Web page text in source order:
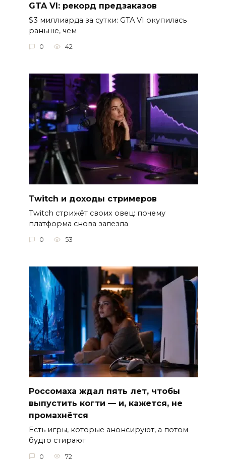
GTA VI: рекорд предзаказов
$3 миллиарда за сутки: GTA VI окупилась
раньше, чем
0 42
Twitch и доходы стримеров
Twitch стрижёт своих овец: почему
платформа снова залезла
0 53
Россомаха ждал пять лет, чтобы
выпустить когти — и, кажется, не
промахнётся
Есть игры, которые анонсируют, а потом
будто стирают
0 72